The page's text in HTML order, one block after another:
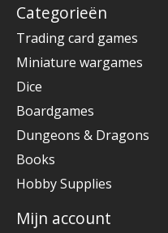
Categorieën
Trading card games
Miniature wargames
Dice
Boardgames
Dungeons & Dragons
Books
Hobby Supplies
Mijn account